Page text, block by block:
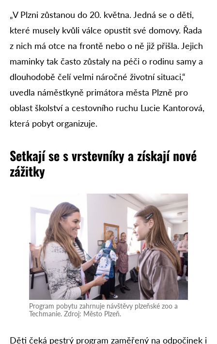
„V Plzni zůstanou do 20. května. Jedná se o děti,
které musely kvůli válce opustit své domovy. Řada
z nich má otce na frontě nebo o ně již přišla. Jejich
maminky tak často zůstaly na péči o rodinu samy a
dlouhodobě čelí velmi náročné životní situaci,“
uvedla náměstkyně primátora města Plzně pro
oblast školství a cestovního ruchu Lucie Kantorová,
která pobyt organizuje.
Setkají se s vrstevníky a získají nové
zážitky
Program pobytu zahrnuje návštěvy plzeňské zoo a
Techmanie. Zdroj: Město Plzeň.
Děti čeká pestrý program zaměřený na odpočinek i